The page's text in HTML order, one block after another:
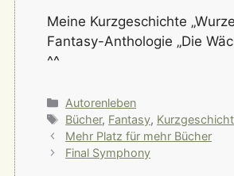
Meine Kurzgeschichte
Fantasy-Anthologie „Die
^^
Kategorien
Autorenleben
Schlagwörter
Bücher, Fantasy,
Mehr Platz für mehr Bücher
Final Symphony